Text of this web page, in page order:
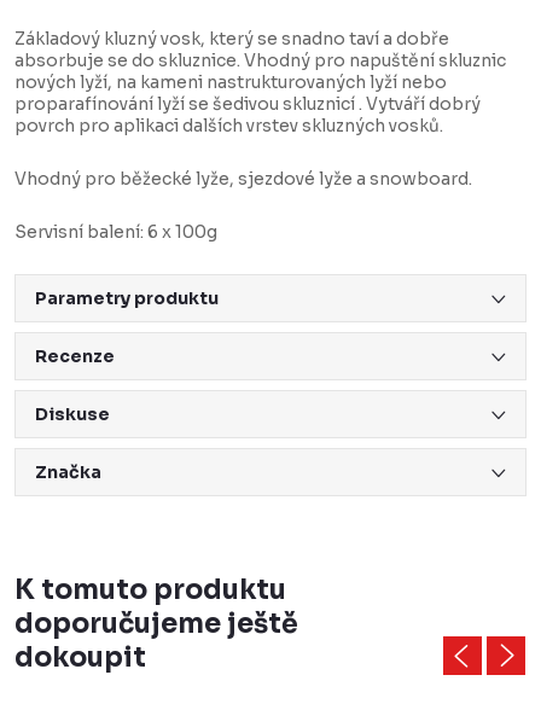
Základový kluzný vosk, který se snadno taví a dobře
absorbuje se do skluznice. Vhodný pro napuštění skluznic
nových lyží, na kameni nastrukturovaných lyží nebo
proparafínování lyží se šedivou skluznicí . Vytváří dobrý
povrch pro aplikaci dalších vrstev skluzných vosků.
Vhodný pro běžecké lyže, sjezdové lyže a snowboard.
Servisní balení: 6 x 100g
Parametry produktu
Recenze
Diskuse
Značka
K tomuto produktu
doporučujeme ještě
dokoupit